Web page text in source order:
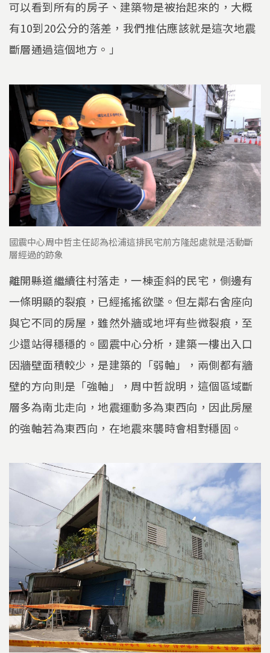
可以看到所有的房子、建築物是被抬起來的，大概
有10到20公分的落差，我們推估應該就是這次地震
斷層通過這個地方。」
國震中心周中哲主任認為松浦這排民宅前方隆起處就是活動斷
層經過的跡象
離開縣道繼續往村落走，一棟歪斜的民宅，側邊有
一條明顯的裂痕，已經搖搖欲墜。但左鄰右舍座向
與它不同的房屋，雖然外牆或地坪有些微裂痕，至
少還站得穩穩的。國震中心分析，建築一樓出入口
因牆壁面積較少，是建築的「弱軸」，兩側都有牆
壁的方向則是「強軸」，周中哲說明，這個區域斷
層多為南北走向，地震運動多為東西向，因此房屋
的強軸若為東西向，在地震來襲時會相對穩固。